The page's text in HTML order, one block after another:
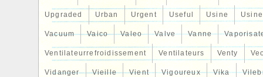
Upgraded Urban Urgent Useful Usine
Vacuum Vaico Valeo Valve Vanne
Ventilateurrefroidissement Ventilateurs Venty
Vidanger Vieille Vient Vigoureux Vika